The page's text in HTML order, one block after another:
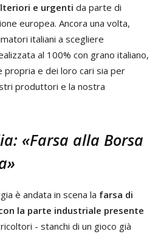
e urgenti da parte di
europea. Ancora una volta,
italiani a scegliere
al 100% con grano italiano,
propria e dei loro cari sia per
produttori e la nostra
«Farsa alla Borsa
è andata in scena la farsa di
la parte industriale presente
- stanchi di un gioco già